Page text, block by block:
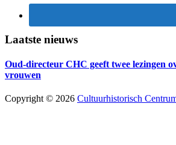
Laatste nieuws
Oud-directeur CHC geeft twee lezingen
vrouwen
Copyright © 2026 Cultuurhistorisch